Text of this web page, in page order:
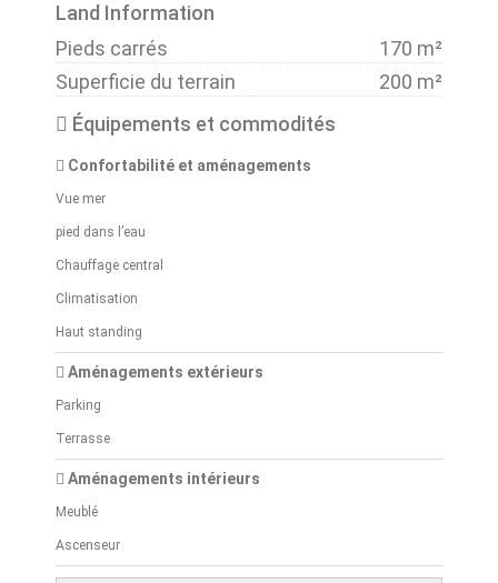
Land Information
Pieds carrés
170 m²
Superficie du terrain
200 m²
Équipements et commodités
Confortabilité et aménagements
Vue mer
pied dans l’eau
Chauffage central
Climatisation
Haut standing
Aménagements extérieurs
Parking
Terrasse
Aménagements intérieurs
Meublé
Ascenseur